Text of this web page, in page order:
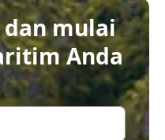
mulai
Anda